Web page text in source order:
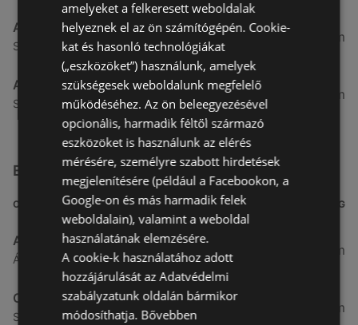
ALDI
Szent Márton u. 57-61., 9700 Szombathely
51,54 km
ALDI
Szent Gellért u. 49., 9700 Szombathely
53,49 km
Egyéb Szupermarketek üzletek a közelben
CÍM TÁVOLSÁG
Aldi
Ágfalvi út 4/A., 9400 Sopron
3,26 km
CBA
Somfalvi u. 14., 9400 Sopron
3,31 km
amelyeket a felkeresett weboldalak
helyeznek el az ön számítógépén. Cookie-
kat és hasonló technológiákat
(„eszközöket”) használunk, amelyek
szükségesek weboldalunk megfelelő
működéséhez. Az ön beleegyezésével
opcionális, harmadik féltől származó
eszközöket is használunk az elérés
mérésére, személyre szabott hirdetések
megjelenítésére (például a Facebookon, a
Google-on és más harmadik felek
weboldalain), valamint a weboldal
használatának elemzésére.
A cookie-k használatához adott
hozzájárulását az Adatvédelmi
szabályzatunk oldalán bármikor
módosíthatja. Bővebben